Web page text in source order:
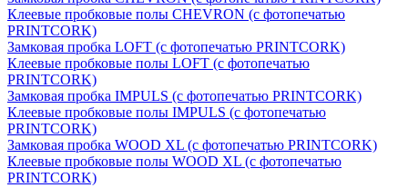
Клеевые пробковые полы CHEVRON (с фотопечатью
PRINTCORK)
Замковая пробка LOFT (с фотопечатью PRINTCORK)
Клеевые пробковые полы LOFT (с фотопечатью
PRINTCORK)
Замковая пробка IMPULS (с фотопечатью PRINTCORK)
Клеевые пробковые полы IMPULS (с фотопечатью
PRINTCORK)
Замковая пробка WOOD XL (с фотопечатью PRINTCORK)
Клеевые пробковые полы WOOD XL (с фотопечатью
PRINTCORK)